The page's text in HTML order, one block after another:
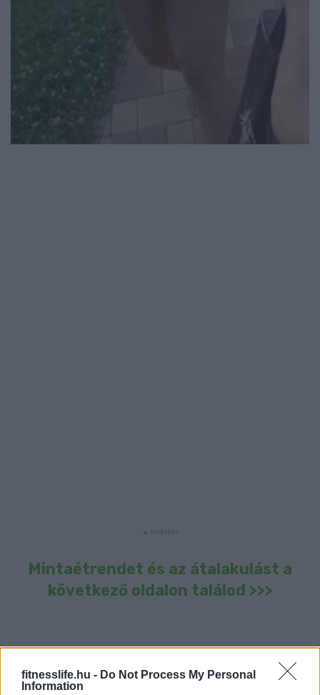
fitnesslife.hu - Do Not Process My Personal
Information
Mintaétrendet és az átalakulást a
következő oldalon találod >>>
A cikk a következő oldalon